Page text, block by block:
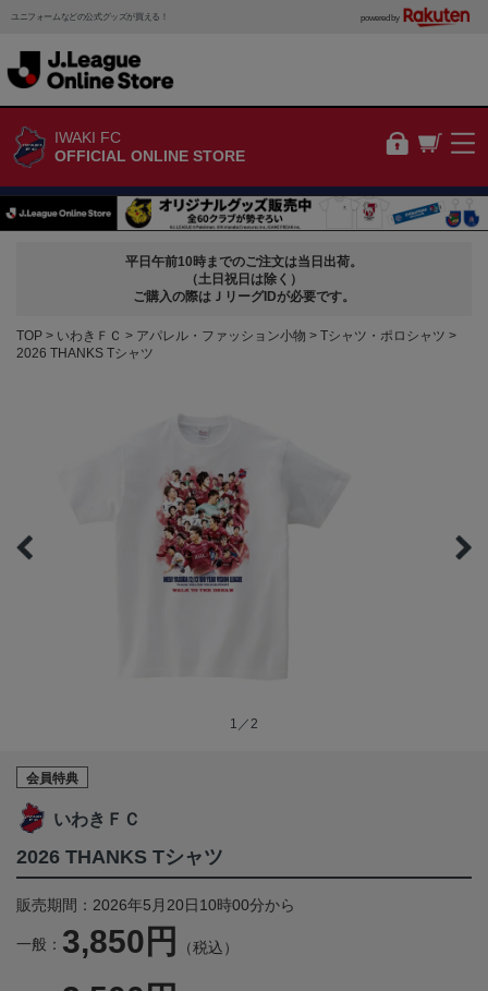
ユニフォームなどの公式グッズが買える！ powered by
IWAKI FC
OFFICIAL ONLINE STORE
平日午前10時までのご注文は当日出荷。
（土日祝日は除く）
ご購入の際はＪリーグIDが必要です。
TOP いわきＦＣ アパレル・ファッション小物
Tシャツ・ポロシャツ
2026 THANKS Tシャツ
1／2
会員特典
いわきＦＣ
2026 THANKS Tシャツ
販売期間：2026年5月20日10時00分から
一般： 3,850円 （税込）